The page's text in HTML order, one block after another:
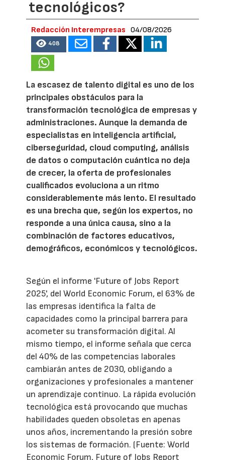
tecnológicos?
Redacción Interempresas 04/08/2026
408
La escasez de talento digital es uno de los
principales obstáculos para la
transformación tecnológica de empresas y
administraciones. Aunque la demanda de
especialistas en inteligencia artificial,
ciberseguridad, cloud computing, análisis
de datos o computación cuántica no deja
de crecer, la oferta de profesionales
cualificados evoluciona a un ritmo
considerablemente más lento. El resultado
es una brecha que, según los expertos, no
responde a una única causa, sino a la
combinación de factores educativos,
demográficos, económicos y tecnológicos.
Según el informe 'Future of Jobs Report
2025', del World Economic Forum, el 63% de
las empresas identifica la falta de
capacidades como la principal barrera para
acometer su transformación digital. Al
mismo tiempo, el informe señala que cerca
del 40% de las competencias laborales
cambiarán antes de 2030, obligando a
organizaciones y profesionales a mantener
un aprendizaje continuo. La rápida evolución
tecnológica está provocando que muchas
habilidades queden obsoletas en apenas
unos años, incrementando la presión sobre
los sistemas de formación. (Fuente: World
Economic Forum, Future of Jobs Report